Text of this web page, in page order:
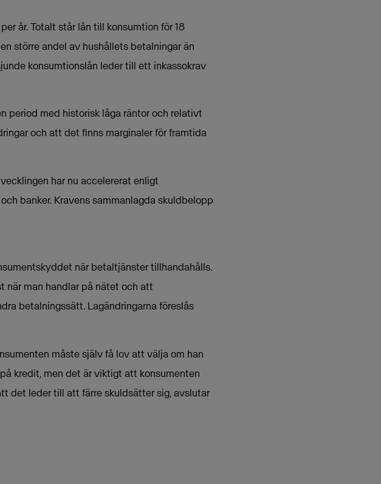
år. Totalt står lån till konsumtion för 18
större andel av hushållets betalningar än
konsumtionslån leder till ett inkassokrav
period med historisk låga räntor och relativt
och att det finns marginaler för framtida
har nu accelererat enligt
banker. Kravens sammanlagda skuldbelopp
när betaltjänster tillhandahålls.
när man handlar på nätet och att
betalningssätt. Lagändringarna föreslås
måste själv få lov att välja om han
kredit, men det är viktigt att konsumenten
det leder till att färre skuldsätter sig, avslutar